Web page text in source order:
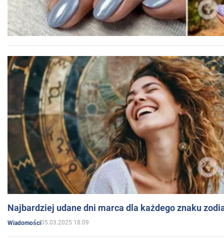
Najbardziej udane dni marca dla każdego znaku
Wiadomości05.03.2025 18:09